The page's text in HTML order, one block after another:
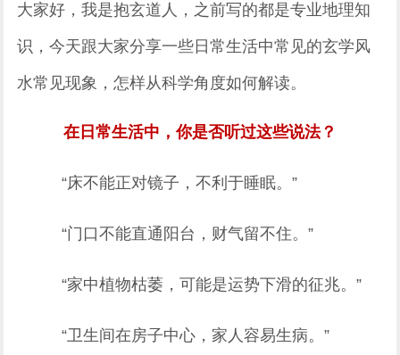
大家好，我是抱玄道人，之前写的都是专业地理知
识，今天跟大家分享一些日常生活中常见的玄学风
水常见现象，怎样从科学角度如何解读。
在日常生活中，你是否听过这些说法？
“床不能正对镜子，不利于睡眠。”
“门口不能直通阳台，财气留不住。”
“家中植物枯萎，可能是运势下滑的征兆。”
“卫生间在房子中心，家人容易生病。”